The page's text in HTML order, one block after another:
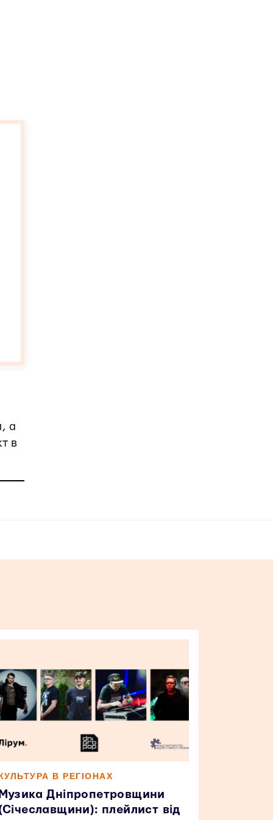
а
в
В РЕГІОНАХ
Дніпропетровщини
плейлист від